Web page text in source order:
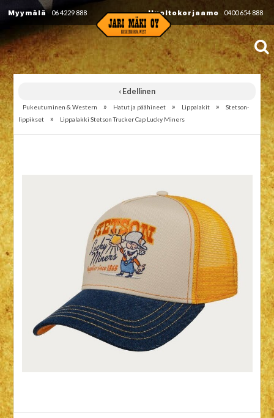
Myymälä 06 4229 888 Huoltokorjaamo 0400 654 888
‹ Edellinen
Pukeutuminen & Western » Hatut ja päähineet » Lippalakit »
Stetson-
lippikset
» Lippalakki Stetson Trucker Cap Lucky Miners